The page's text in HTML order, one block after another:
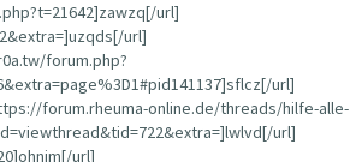
url]
url]
forum.php?
url]
forum.rheuma-online.de/threads/hilfe-alle-
url]
url]